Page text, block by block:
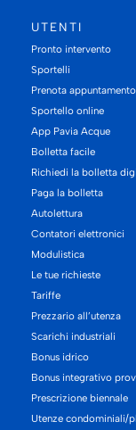
UTENTI
Pronto intervento
Sportelli
Prenota
Sportello online
App Pavia Acque
Bolletta facile
Richiedi la bolletta
Paga la bolletta
Autolettura
Contatori elettronici
Modulistica
Le tue richieste
Tariffe
Prezzario all’utenza
Scarichi industriali
Bonus idrico
Bonus integrativo
Prescrizione biennale
Utenze condominiali/